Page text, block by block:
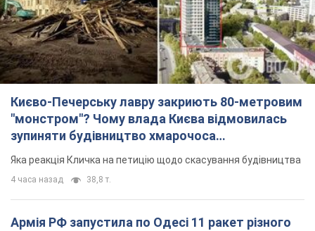
Києво-Печерську лавру закриють 80-метровим
"монстром"? Чому влада Києва відмовилась
зупиняти будівництво хмарочоса
"московського вірянина"
Яка реакція Кличка на петицію щодо скасування будівництва
4 часа назад 38,8 т.
Армія РФ запустила по Одесі 11 ракет різного